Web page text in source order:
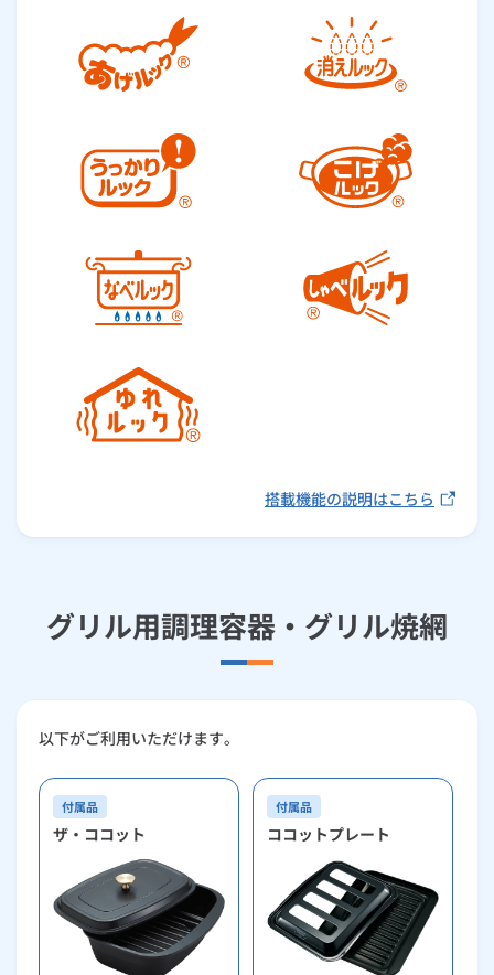
搭載機能の説明はこちら
グリル用調理容器・グリル焼網
以下がご利用いただけます。
付属品
ザ・ココット
付属品
ココットプレート